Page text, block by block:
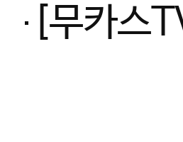
[무카스TV-고수